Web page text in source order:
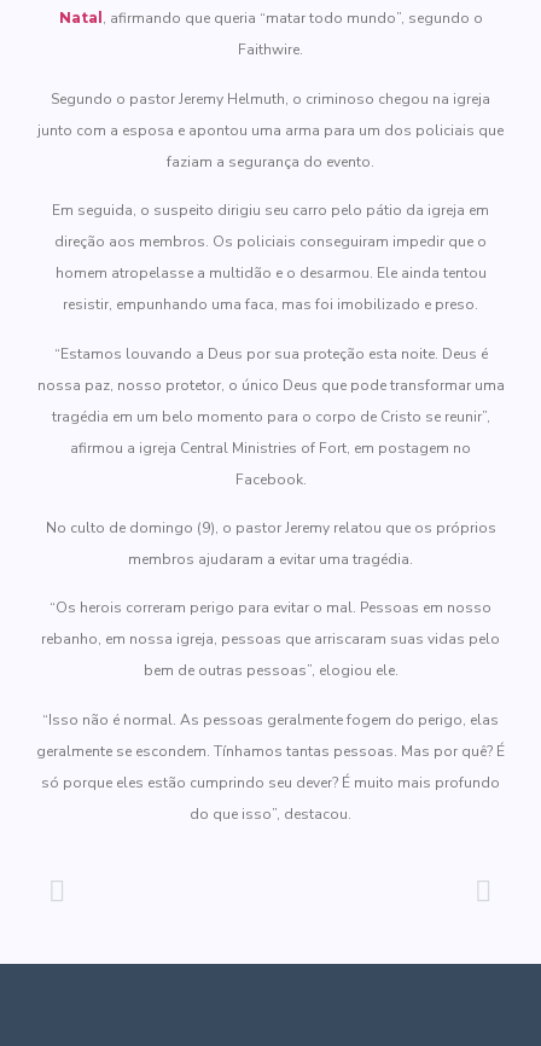
Natal , afirmando que queria “matar todo mundo”, segundo o
Faithwire.
Segundo o pastor Jeremy Helmuth, o criminoso chegou na igreja
junto com a esposa e apontou uma arma para um dos policiais que
faziam a segurança do evento.
Em seguida, o suspeito dirigiu seu carro pelo pátio da igreja em
direção aos membros. Os policiais conseguiram impedir que o
homem atropelasse a multidão e o desarmou. Ele ainda tentou
resistir, empunhando uma faca, mas foi imobilizado e preso.
“Estamos louvando a Deus por sua proteção esta noite. Deus é
nossa paz, nosso protetor, o único Deus que pode transformar uma
tragédia em um belo momento para o corpo de Cristo se reunir”,
afirmou a igreja Central Ministries of Fort, em postagem no
Facebook.
No culto de domingo (9), o pastor Jeremy relatou que os próprios
membros ajudaram a evitar uma tragédia.
“Os herois correram perigo para evitar o mal. Pessoas em nosso
rebanho, em nossa igreja, pessoas que arriscaram suas vidas pelo
bem de outras pessoas”, elogiou ele.
“Isso não é normal. As pessoas geralmente fogem do perigo, elas
geralmente se escondem. Tínhamos tantas pessoas. Mas por quê? É
só porque eles estão cumprindo seu dever? É muito mais profundo
do que isso”, destacou.